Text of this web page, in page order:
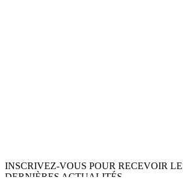
INSCRIVEZ-VOUS POUR RECEVOIR
DERNIÈRES ACTUALITÉS.